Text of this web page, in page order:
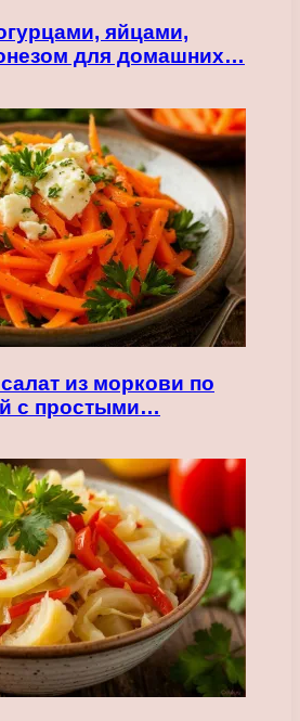
яйцами,
для домашних…
из моркови по
с простыми…